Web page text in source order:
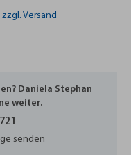
zzgl. Versand
Daniela Stephan
weiter.
senden